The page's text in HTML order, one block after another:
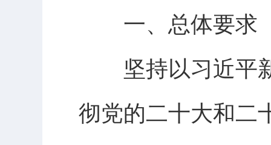
一、总体要求
坚持以习近平新
彻党的二十大和二